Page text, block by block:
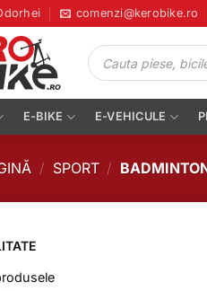
comenzi@kerobike.ro
Products
search
E-BIKE E-VEHICULE
/ SPORT /